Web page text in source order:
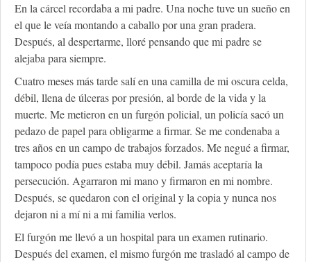
En la cárcel recordaba a mi padre. Una noche tuve un sueño en
el que le veía montando a caballo por una gran pradera.
Después, al despertarme, lloré pensando que mi padre se
alejaba para siempre.
Cuatro meses más tarde salí en una camilla de mi oscura celda,
débil, llena de úlceras por presión, al borde de la vida y la
muerte. Me metieron en un furgón policial, un policía sacó un
pedazo de papel para obligarme a firmar. Se me condenaba a
tres años en un campo de trabajos forzados. Me negué a firmar,
tampoco podía pues estaba muy débil. Jamás aceptaría la
persecución. Agarraron mi mano y firmaron en mi nombre.
Después, se quedaron con el original y la copia y nunca nos
dejaron ni a mí ni a mi familia verlos.
El furgón me llevó a un hospital para un examen rutinario.
Después del examen, el mismo furgón me trasladó al campo de